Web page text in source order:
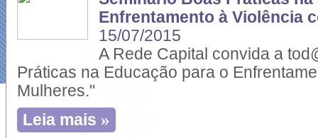
Enfrentamento à Violência
15/07/2015
A Rede Capital convida a
Práticas na Educação para o
Mulheres."
Leia mais »